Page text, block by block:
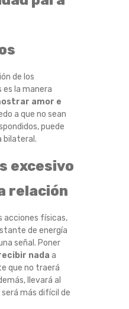
de los
la manera
amor e
a que no sean
puede
bilateral.
excesivo
relación
acciones físicas,
de energía
señal. Poner
nada a
que no traerá
llevará al
más difícil de